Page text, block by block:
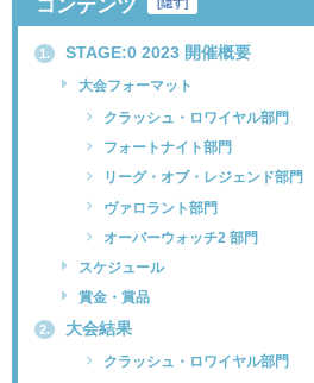
コンテンツ [隠す]
1. STAGE:0 2023 開催概要
大会フォーマット
クラッシュ・ロワイヤル部門
フォートナイト部門
リーグ・オブ・レジェンド部門
ヴァロラント部門
オーバーウォッチ2 部門
スケジュール
賞金・賞品
2. 大会結果
クラッシュ・ロワイヤル部門